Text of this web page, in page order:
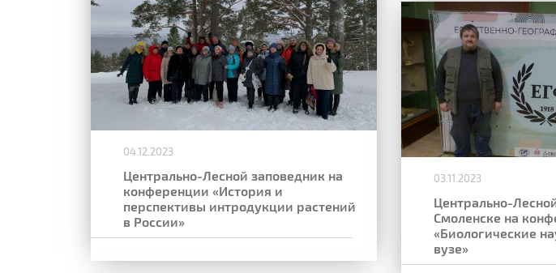
04.12.2023
Центрально-Лесной заповедник на
конференции «История и
перспективы интродукции растений
в России»
03.11.2023
Центрально-
Смоленске на
«Биологические
вузе»